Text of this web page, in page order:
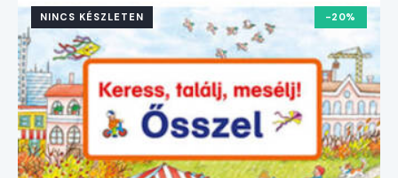
NINCS KÉSZLETEN -20%